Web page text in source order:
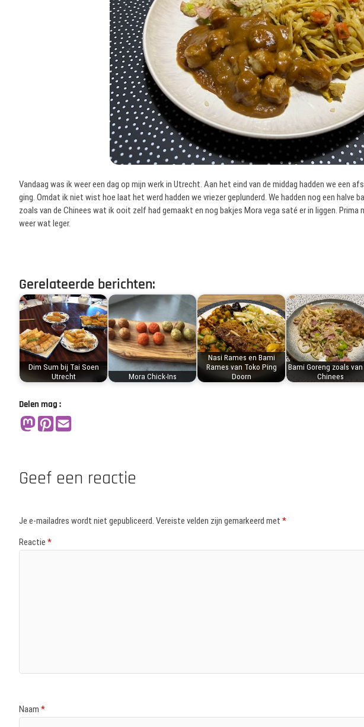
Vandaag was ik weer een dag op mijn werk in Utrecht. Aan het eind van de middag hadden we een
ging. Omdat ik niet wist hoe laat het werd hadden we vriezer geplunderd. We hadden nog een halve
zoals van de Chinees wat ik ooit zelf had gemaakt en nog bakjes Mora vega saté er in liggen. Prima
weer wat leger.
Gerelateerde berichten:
Dim Sum bij Tai Soen
Utrecht
Mora Chick-Ins
Nasi Rames en Bami
Rames van Toko Ping
Doorn
Bami Goreng zoals van
Chinees
Delen mag :
Geef een reactie
Je e-mailadres wordt niet gepubliceerd. Vereiste velden zijn gemarkeerd met *
Reactie *
Naam *